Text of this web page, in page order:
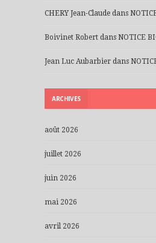
CHERY Jean-Claude dans
Boivinet Robert dans NOTICE
Jean Luc Aubarbier dans
ARCHIVES
août 2026
juillet 2026
juin 2026
mai 2026
avril 2026